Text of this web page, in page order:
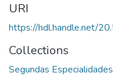
URI
https://hdl.handle.net/
Collections
Segundas Especialidades